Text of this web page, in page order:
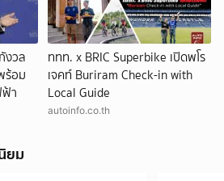
งวล
ร้อม
า
ททท. x BRIC Superbike เปิดพโร
เจคท์ Buriram Check-in with
Local Guide
autoinfo.co.th
ยม